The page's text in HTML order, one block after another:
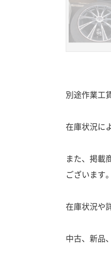
別途作業工
在庫状況に
また、掲載
ございます
在庫状況や
中古、新品